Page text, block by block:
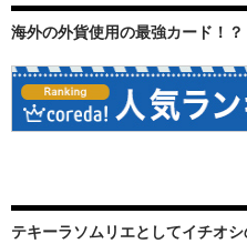
海外の外貨使用の最強カード！？
テキーラソムリエとしてイチオ